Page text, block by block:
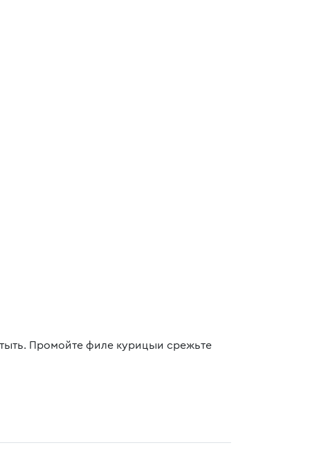
Промойте филе курицыи срежьте